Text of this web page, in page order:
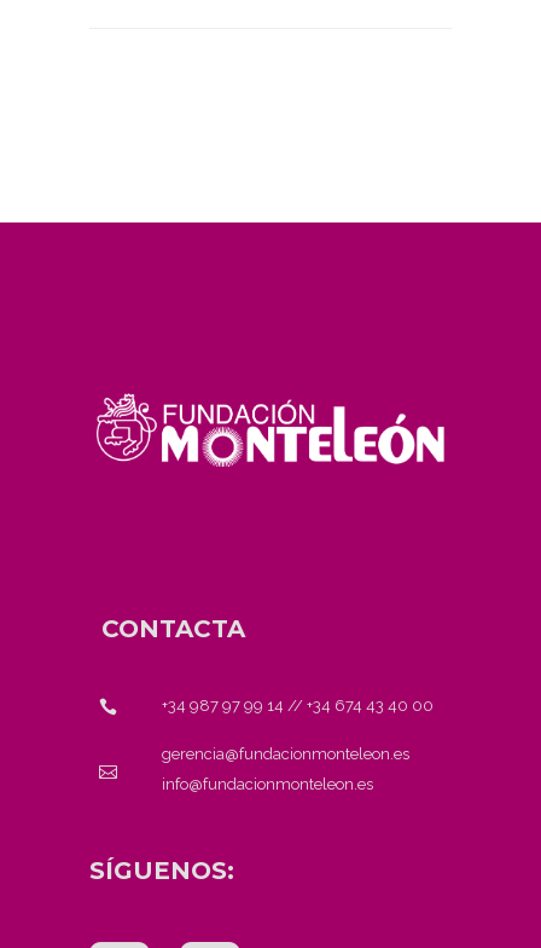
CONTACTA
+34 987 97 99 14 // +34 674 43 40 00
gerencia@fundacionmonteleon.es
info@fundacionmonteleon.es
SÍGUENOS: